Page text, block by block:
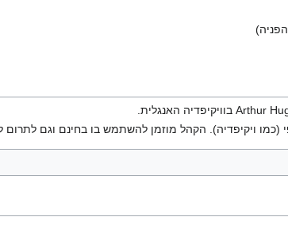
(כמו ויקיפדיה). הקהל מוזמן להשתמש בו בחינם וגם לתרום